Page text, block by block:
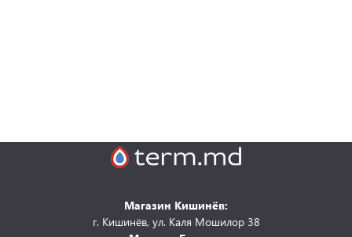
Магазин Кишинёв:
г. Кишинёв, ул. Каля Мошилор 38